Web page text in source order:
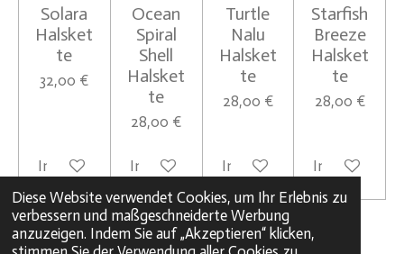
Diese Website verwendet Cookies, um Ihr Erlebnis zu
verbessern und maßgeschneiderte Werbung
anzuzeigen. Indem Sie auf „Akzeptieren“ klicken,
Solara
Halsket
te
32,00 €
In den Warenkorb
Ocean
Spiral
Shell
Halsket
te
28,00 €
In den Warenkorb
Turtle
Nalu
Halsket
te
28,00 €
In den Warenkorb
Starfish
Breeze
Halsket
te
28,00 €
In den
1 2 3